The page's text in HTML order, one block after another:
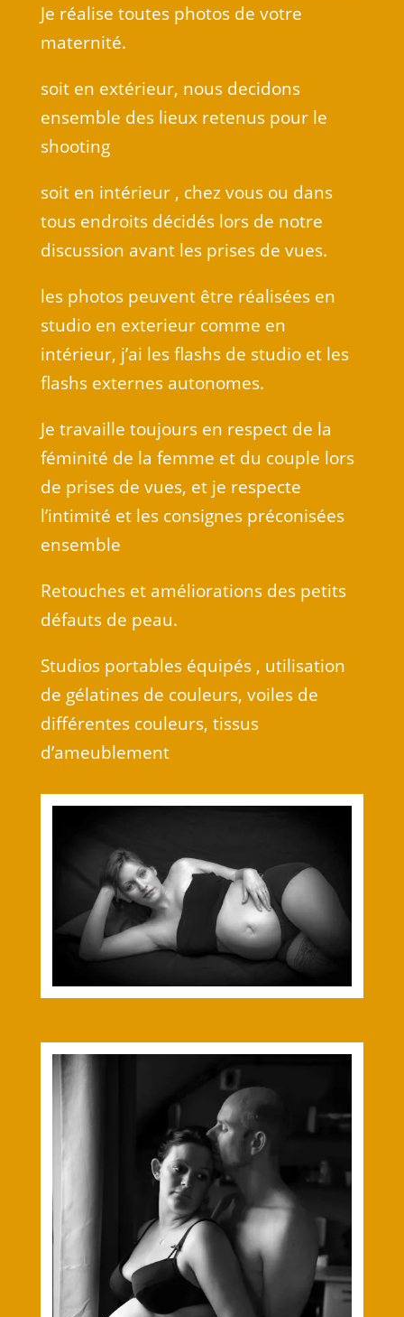
Je réalise toutes photos de votre
maternité.
soit en extérieur, nous decidons
ensemble des lieux retenus pour le
shooting
soit en intérieur , chez vous ou dans
tous endroits décidés lors de notre
discussion avant les prises de vues.
les photos peuvent être réalisées en
studio en exterieur comme en
intérieur, j’ai les flashs de studio et les
flashs externes autonomes.
Je travaille toujours en respect de la
féminité de la femme et du couple lors
de prises de vues, et je respecte
l’intimité et les consignes préconisées
ensemble
Retouches et améliorations des petits
défauts de peau.
Studios portables équipés , utilisation
de gélatines de couleurs, voiles de
différentes couleurs, tissus
d’ameublement